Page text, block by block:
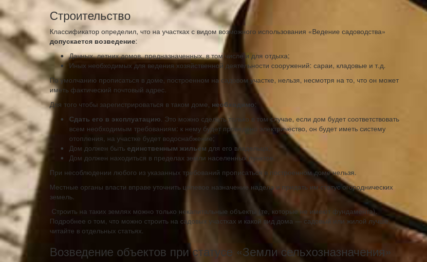
Строительство
Классификатор определил, что на участках с видом возможного использования «Ведение садоводства»
допускается возведение:
Дачных, летних домов, предназначенных, в том числе и для отдыха;
Иных необходимых для ведения хозяйственной деятельности сооружений: сараи, кладовые и т.д.
По умолчанию прописаться в доме, построенном на садовом участке, нельзя, несмотря на то, что он может
иметь фактический почтовый адрес.
Для того чтобы зарегистрироваться в таком доме, необходимо:
Сдать его в эксплуатацию. Это можно сделать только в том случае, если дом будет соответствовать
всем необходимым требованиям: к нему будет проведено электричество, он будет иметь систему
отопления, на участке будет водоснабжение;
Дом должен быть единственным жильем для его владельца;
Дом должен находиться в пределах земли населенных пунктов.
При несоблюдении любого из указанных требований прописаться в построенном доме нельзя.
Местные органы власти вправе уточнить целевое назначение надела и придать им статус огороднических
земель.
Строить на таких землях можно только некапитальные объекты (те, которые не имеют фундамента).
Подробнее о том, что можно строить на садовых участках и какой вид дома — садовый или жилой лучше,
читайте в отдельных статьях.
Возведение объектов при статусе «Земли сельхозназначения»